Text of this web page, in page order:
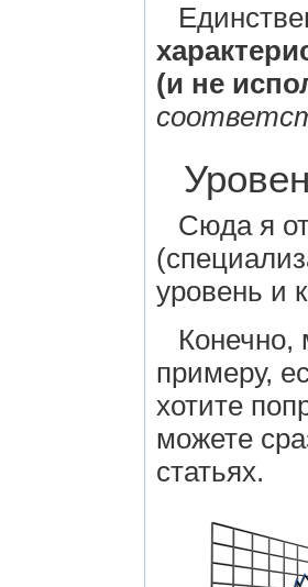
(и не
Сюда я
уровень и
Конечно,
примеру,
хотите
можете
статьях.